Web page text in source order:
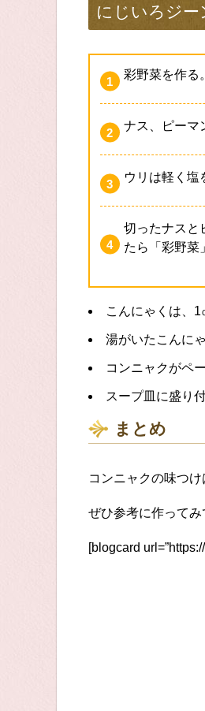
にじいろジ
彩野菜を作る。
ナス、ピーマ
ウリは軽く塩
切ったナスと
たら「彩野菜
こんにゃくは、
湯がいたこんに
コンニャクがペ
スープ皿に盛り
まとめ
コンニャクの味つ
ぜひ参考に作ってみ
[blogcard